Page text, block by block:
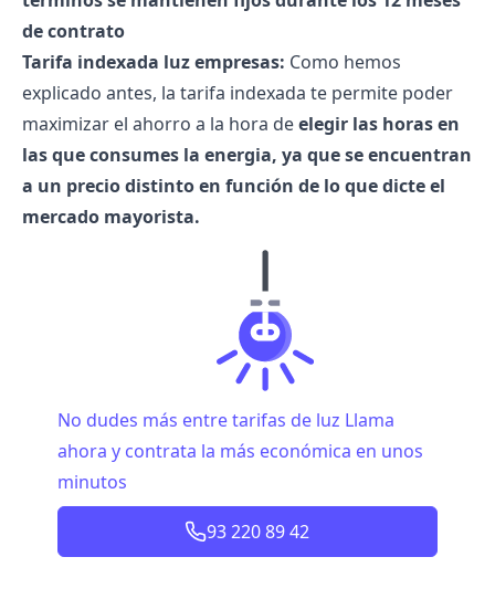
de contrato
Tarifa indexada luz empresas: Como hemos
explicado antes, la tarifa indexada te permite poder
maximizar el ahorro a la hora deelegir las horas en
las que consumes la energia, ya que se encuentran
a un precio distinto en función de lo que dicte el
mercado mayorista.
No dudes más entre tarifas de luz Llama
ahora y contrata la más económica en unos
minutos
93 220 89 42